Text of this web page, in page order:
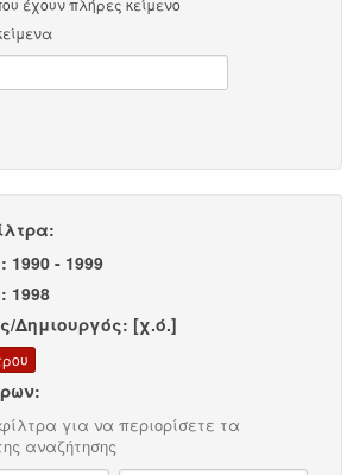
έχουν πλήρες κείμενο
- 1999
1998
Δημιουργός: [χ.ό.]
για να περιορίσετε τα
αναζήτησης